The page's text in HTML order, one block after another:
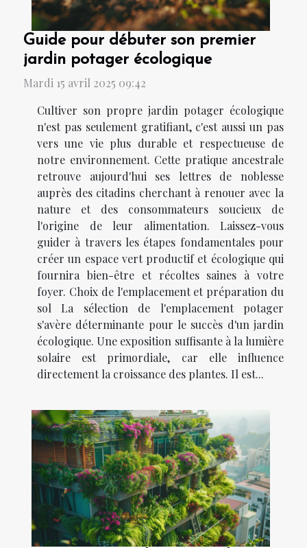
Guide pour débuter son premier
jardin potager écologique
Mardi 15 avril 2025 09:42
Cultiver son propre jardin potager écologique
n'est pas seulement gratifiant, c'est aussi un pas
vers une vie plus durable et respectueuse de
notre environnement. Cette pratique ancestrale
retrouve aujourd'hui ses lettres de noblesse
auprès des citadins cherchant à renouer avec la
nature et des consommateurs soucieux de
l'origine de leur alimentation. Laissez-vous
guider à travers les étapes fondamentales pour
créer un espace vert productif et écologique qui
fournira bien-être et récoltes saines à votre
foyer. Choix de l'emplacement et préparation du
sol La sélection de l'emplacement potager
s'avère déterminante pour le succès d'un jardin
écologique. Une exposition suffisante à la lumière
solaire est primordiale, car elle influence
directement la croissance des plantes. Il est...